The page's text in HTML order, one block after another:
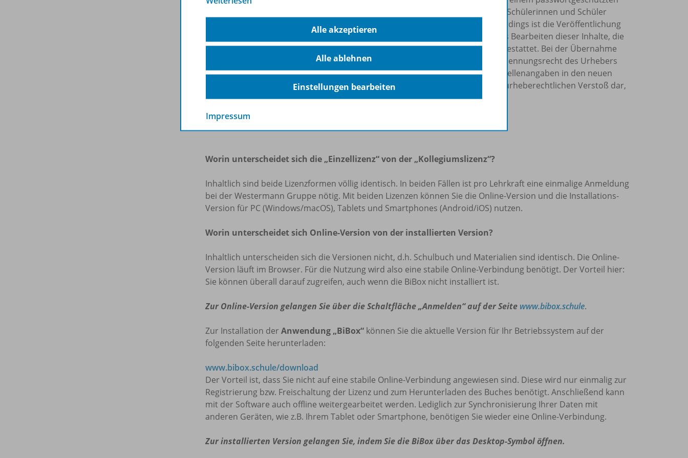
Bereich auf dem Schulserver (z.B. Schul-Intranet) hochladen, sofern allein Ihre Schülerinnen und Schüler
derselben Klasse oder derselben Projektgruppe darauf zugreifen können. Allerdings ist die Veröffentlichung
der kopierten oder ausgeschnittenen Inhalte im frei zugänglichen Internet, das Bearbeiten dieser Inhalte, die
Weitergabe an fremde Dritte oder eine sonstige kommerzielle Nutzung nicht gestattet. Bei der Übernahme
von Teilen aus unseren digitalen Produkten sind Sie verpflichtet, das Namensnennungsrecht des Urhebers
sowie die Quellenangaben zu beachten und die Namensnennung sowie die Quellenangaben in den neuen
Kontext mit einzufügen. Unterlassungen dieser Verpflichtungen stellen einen urheberechtlichen Verstoß dar,
der zu urheberrechtlichen Schadensersatzansprüchen führen kann.
www.schulbuchkopie.de
Worin unterscheidet sich die „Einzellizenz“ von der „Kollegiumslizenz“?
Inhaltlich sind beide Lizenzformen völlig identisch. In beiden Fällen ist pro Lehrkraft eine einmalige Anmeldung
bei der Westermann Gruppe nötig. Mit beiden Lizenzen können Sie die Online-Version und die Installations-
Version für PC (Windows/macOS), Tablets und Smartphones (Android/iOS) nutzen.
Worin unterscheidet sich Online-Version von der installierten Version?
Inhaltlich unterscheiden sich die Versionen nicht, d.h. Schulbuch und Materialien sind identisch. Die Online-
Version läuft im Browser. Für die Nutzung wird also eine stabile Online-Verbindung benötigt. Der Vorteil hier:
Sie können überall darauf zugreifen, auch wenn die BiBox nicht installiert ist.
Zur Online-Version gelangen Sie über die Schaltfläche „Anmelden“ auf der Seite www.bibox.schule.
Zur Installation der Anwendung „BiBox“ können Sie die aktuelle Version für Ihr Betriebssystem auf der
folgenden Seite herunterladen:
www.bibox.schule/download
Der Vorteil ist, dass Sie nicht auf eine stabile Online-Verbindung angewiesen sind. Diese wird nur einmalig zur
Registrierung bzw. Freischaltung der Lizenz und zum Herunterladen des Buches benötigt. Anschließend kann
mit der Software auch offline weitergearbeitet werden. Lediglich zur Synchronisierung Ihrer Daten mit
anderen Geräten, wie z.B. Ihrem Tablet oder Smartphone, benötigen Sie wieder eine Online-Verbindung.
Zur installierten Version gelangen Sie, indem Sie die BiBox über das Desktop-Symbol öffnen.
Alle akzeptieren
Alle ablehnen
Einstellungen bearbeiten
Impressum